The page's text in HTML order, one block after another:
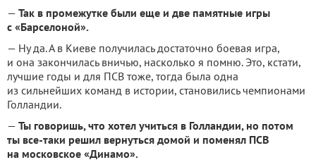
— Так в промежутке были еще и две памятные игры
с «Барселоной».
— Ну да. А в Киеве получилась достаточно боевая игра,
и она закончилась вничью, насколько я помню. Это, кстати,
лучшие годы и для ПСВ тоже, тогда была одна
из сильнейших команд в истории, становились чемпионами
Голландии.
— Ты говоришь, что хотел учиться в Голландии, но потом
ты все-таки решил вернуться домой и поменял ПСВ
на московское «Динамо».